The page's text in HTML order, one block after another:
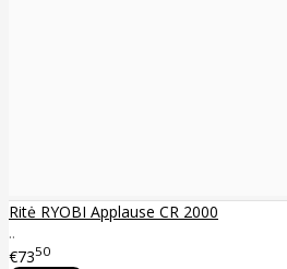
Ritė RYOBI Applause CR 2000
..
€7350